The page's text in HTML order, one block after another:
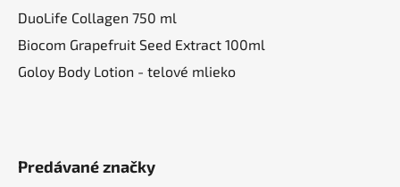
DuoLife Collagen 750 ml
Biocom Grapefruit Seed Extract 100ml
Goloy Body Lotion - telové mlieko
Predávané značky